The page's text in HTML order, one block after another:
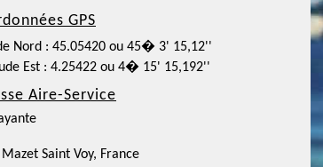
GPS
Nord : 45.05420 ou 45� 3' 15,12''
Est : 4.25422 ou 4� 15' 15,192''
Aire-Service
Saint Voy, France